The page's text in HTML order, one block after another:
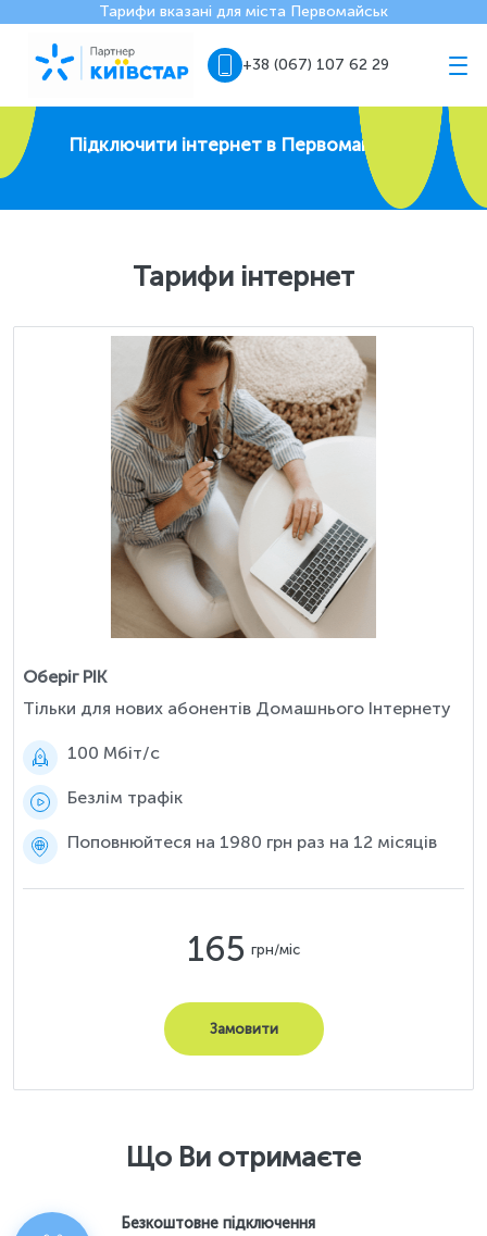
Тарифи вказані для міста Первомайськ
+38 (067) 107 62 29
Підключити інтернет в Первомайську
Тарифи інтернет
Оберіг РІК
Тільки для нових абонентів Домашнього Інтернету
100 Мбіт/c
Безлім трафік
Поповнюйтеся на 1980 грн раз на 12 місяців
165 грн/міс
Замовити
Що Ви отримаєте
Безкоштовне підключення